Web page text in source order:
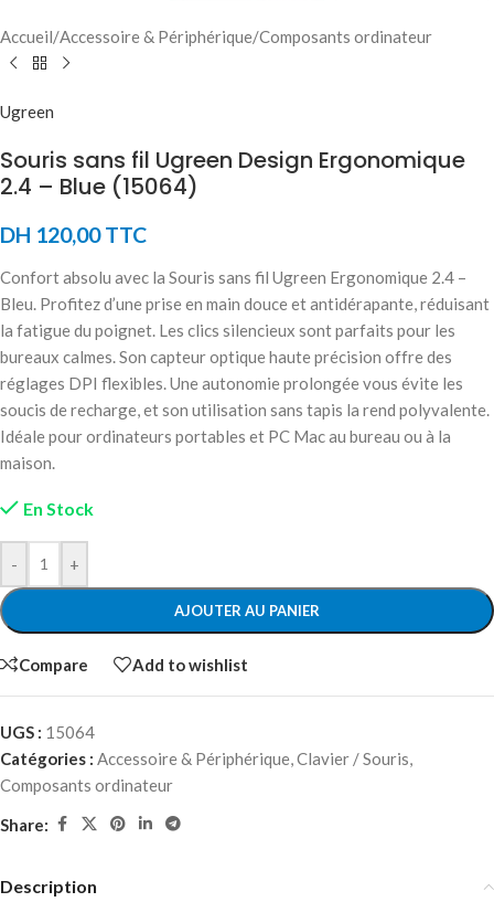
Accueil/Accessoire & Périphérique/Composants ordinateur
Ugreen
Souris sans fil Ugreen Design Ergonomique
2.4 – Blue (15064)
DH 120,00TTC
Confort absolu avec la Souris sans fil Ugreen Ergonomique 2.4 –
Bleu. Profitez d’une prise en main douce et antidérapante, réduisant
la fatigue du poignet. Les clics silencieux sont parfaits pour les
bureaux calmes. Son capteur optique haute précision offre des
réglages DPI flexibles. Une autonomie prolongée vous évite les
soucis de recharge, et son utilisation sans tapis la rend polyvalente.
Idéale pour ordinateurs portables et PC Mac au bureau ou à la
maison.
En Stock
- +
AJOUTER AU PANIER
Compare Add to wishlist
UGS : 15064
Catégories : Accessoire & Périphérique,Clavier / Souris,
Composants ordinateur
Share:
Description